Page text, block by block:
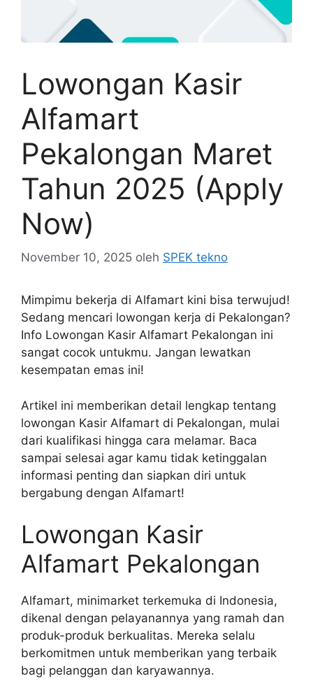
Lowongan Kasir
Alfamart
Pekalongan Maret
Tahun 2025 (Apply
Now)
November 10, 2025 oleh SPEK tekno
Mimpimu bekerja di Alfamart kini bisa terwujud!
Sedang mencari lowongan kerja di Pekalongan?
Info Lowongan Kasir Alfamart Pekalongan ini
sangat cocok untukmu. Jangan lewatkan
kesempatan emas ini!
Artikel ini memberikan detail lengkap tentang
lowongan Kasir Alfamart di Pekalongan, mulai
dari kualifikasi hingga cara melamar. Baca
sampai selesai agar kamu tidak ketinggalan
informasi penting dan siapkan diri untuk
bergabung dengan Alfamart!
Lowongan Kasir
Alfamart Pekalongan
Alfamart, minimarket terkemuka di Indonesia,
dikenal dengan pelayanannya yang ramah dan
produk-produk berkualitas. Mereka selalu
berkomitmen untuk memberikan yang terbaik
bagi pelanggan dan karyawannya.